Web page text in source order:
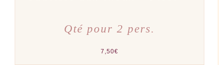
Qté pour 2 pers.
7,50€